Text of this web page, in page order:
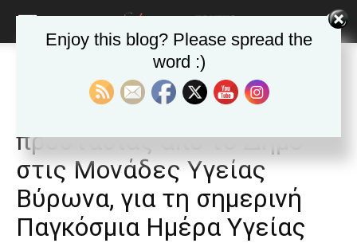
Ανακοινώσεις - Δελτία τύπου
Ανακοινώσεις - Δελτία τύπου
Δωρεά μέσων ατομικής
προστασίας από το Δήμο
στις Μονάδες Υγείας
Βύρωνα, για τη σημερινή
Παγκόσμια Ημέρα Υγείας
Enjoy this blog? Please spread the
word :)